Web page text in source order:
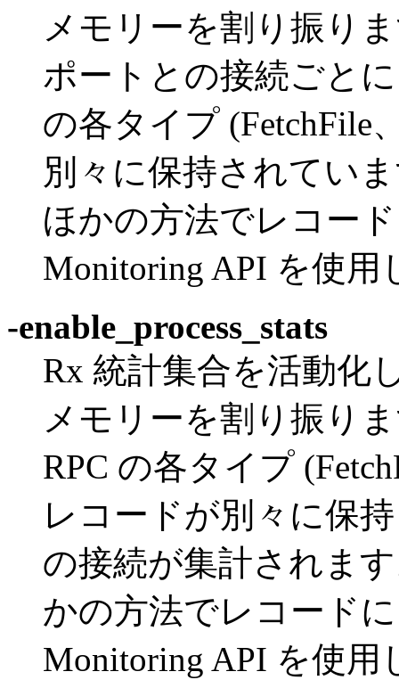
メモリーを割り振り
ポートとの接続ごと
の各タイプ (FetchFile
別々に保持されてい
ほかの方法でレコー
Monitoring API を使用
-enable_process_stats
Rx 統計集合を活動化
メモリーを割り振り
RPC の各タイプ
レコードが別々に保
の接続が集計されま
かの方法でレコード
Monitoring API を使用